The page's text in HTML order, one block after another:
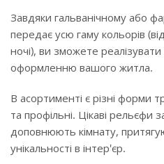
Завдяки гальванічному або
передає усю гаму кольорів
ночі), ви зможете реалізувати
оформленню вашого житла.
В асортименті є різні форми
та профільні. Цікаві рельєфи
доповнюють кімнату,
унікальності в інтер'єр.